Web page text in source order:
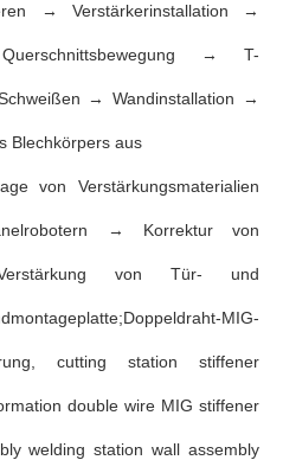
→ Verstärkerinstallation →
→ T-
→ Wandinstallation →
Blechkörpers aus
von Verstärkungsmaterialien
→ Korrektur von
von Tür- und
MIG-
cutting station stiffener
double wire MIG stiffener
welding station wall assembly